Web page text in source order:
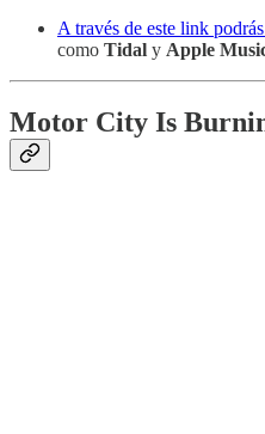
A través de este link
como Tidal y Apple
Motor City Is